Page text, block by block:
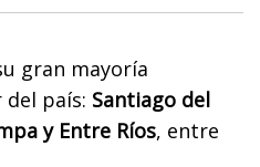
gran mayoría
país: Santiago del
y Entre Ríos, entre